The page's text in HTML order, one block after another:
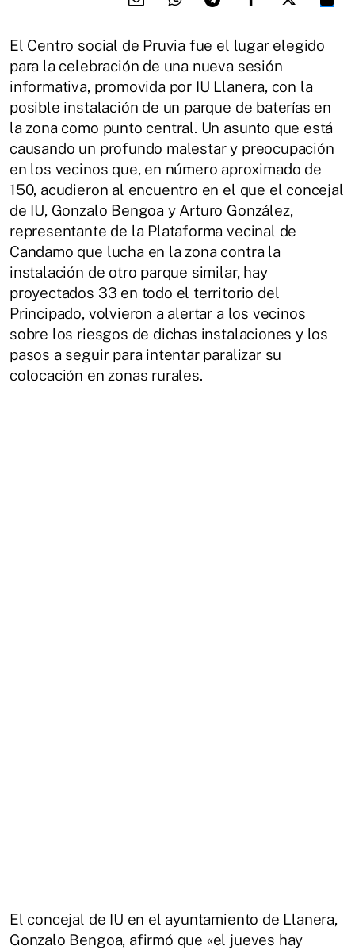
El Centro social de Pruvia fue el lugar elegido
para la celebración de una nueva sesión
informativa, promovida por IU Llanera, con la
posible instalación de un parque de baterías en
la zona como punto central. Un asunto que está
causando un profundo malestar y preocupación
en los vecinos que, en número aproximado de
150, acudieron al encuentro en el que el concejal
de IU, Gonzalo Bengoa y Arturo González,
representante de la Plataforma vecinal de
Candamo que lucha en la zona contra la
instalación de otro parque similar, hay
proyectados 33 en todo el territorio del
Principado, volvieron a alertar a los vecinos
sobre los riesgos de dichas instalaciones y los
pasos a seguir para intentar paralizar su
colocación en zonas rurales.
El concejal de IU en el ayuntamiento de Llanera,
Gonzalo Bengoa, afirmó que «el jueves hay